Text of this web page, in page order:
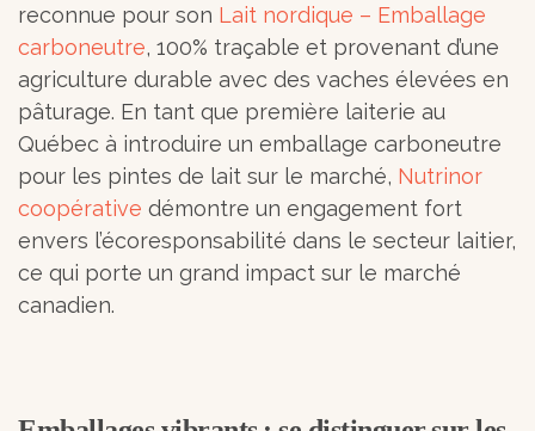
reconnue pour son Lait nordique – Emballage
carboneutre, 100% traçable et provenant d’une
agriculture durable avec des vaches élevées en
pâturage. En tant que première laiterie au
Québec à introduire un emballage carboneutre
pour les pintes de lait sur le marché, Nutrinor
coopérative démontre un engagement fort
envers l’écoresponsabilité dans le secteur laitier,
ce qui porte un grand impact sur le marché
canadien.